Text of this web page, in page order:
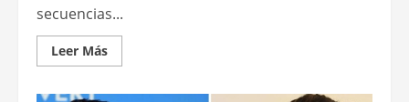
secuencias...
Leer MásLeer
más